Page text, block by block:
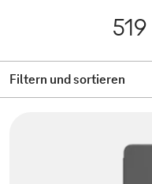
519
Filtern und sortieren